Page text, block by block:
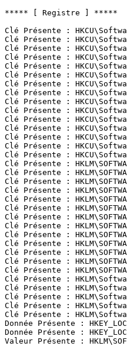
***** [ Registre ] *****
Clé Présente :
Clé Présente :
Clé Présente :
Clé Présente :
Clé Présente :
Clé Présente :
Clé Présente :
Clé Présente :
Clé Présente :
Clé Présente :
Clé Présente :
Clé Présente :
Clé Présente :
Clé Présente :
Clé Présente :
Clé Présente :
Clé Présente :
Clé Présente :
Clé Présente :
Clé Présente :
Clé Présente :
Clé Présente :
Clé Présente :
Clé Présente :
Clé Présente :
Clé Présente :
Clé Présente :
Clé Présente :
Clé Présente :
Clé Présente :
Clé Présente :
Clé Présente :
Clé Présente :
Donnée Présente :
Donnée Présente :
Valeur Présente :